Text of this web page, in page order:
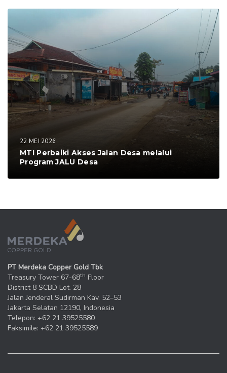
22 MEI 2026
MTI Perbaiki Akses Jalan Desa melalui
Program JALU Desa
PT Merdeka Copper Gold Tbk
Treasury Tower 67-68th Floor
District 8 SCBD Lot. 28
Jalan Jenderal Sudirman Kav. 52–53
Jakarta Selatan 12190, Indonesia
Telepon: +62 21 39525580
Faksimile: +62 21 39525589